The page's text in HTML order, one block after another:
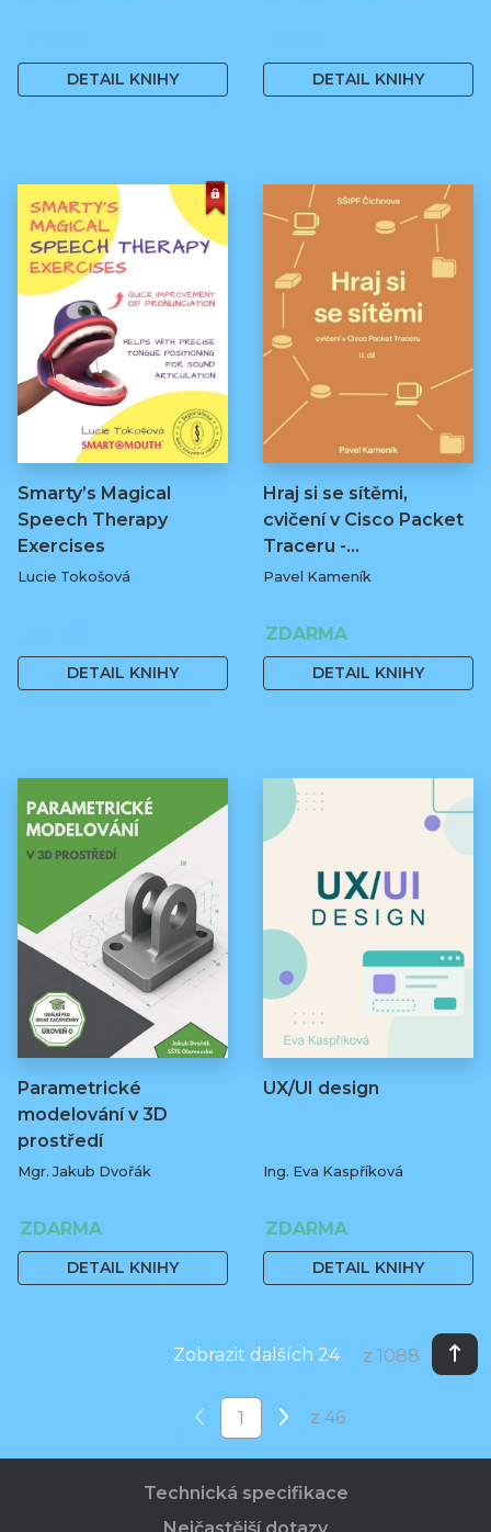
DETAIL KNIHY DETAIL KNIHY
Smarty’s Magical
Speech Therapy
Exercises
Lucie Tokošová
DETAIL KNIHY
Hraj si se sítěmi,
cvičení v Cisco Packet
Traceru -…
Pavel Kameník
ZDARMA
DETAIL KNIHY
Parametrické
modelování v 3D
prostředí
Mgr. Jakub Dvořák
ZDARMA
DETAIL KNIHY
UX/UI design
Ing. Eva Kaspříková
ZDARMA
DETAIL KNIHY
Zobrazit dalších 24 z 1088
z 46
Technická specifikace
Nejčastější dotazy